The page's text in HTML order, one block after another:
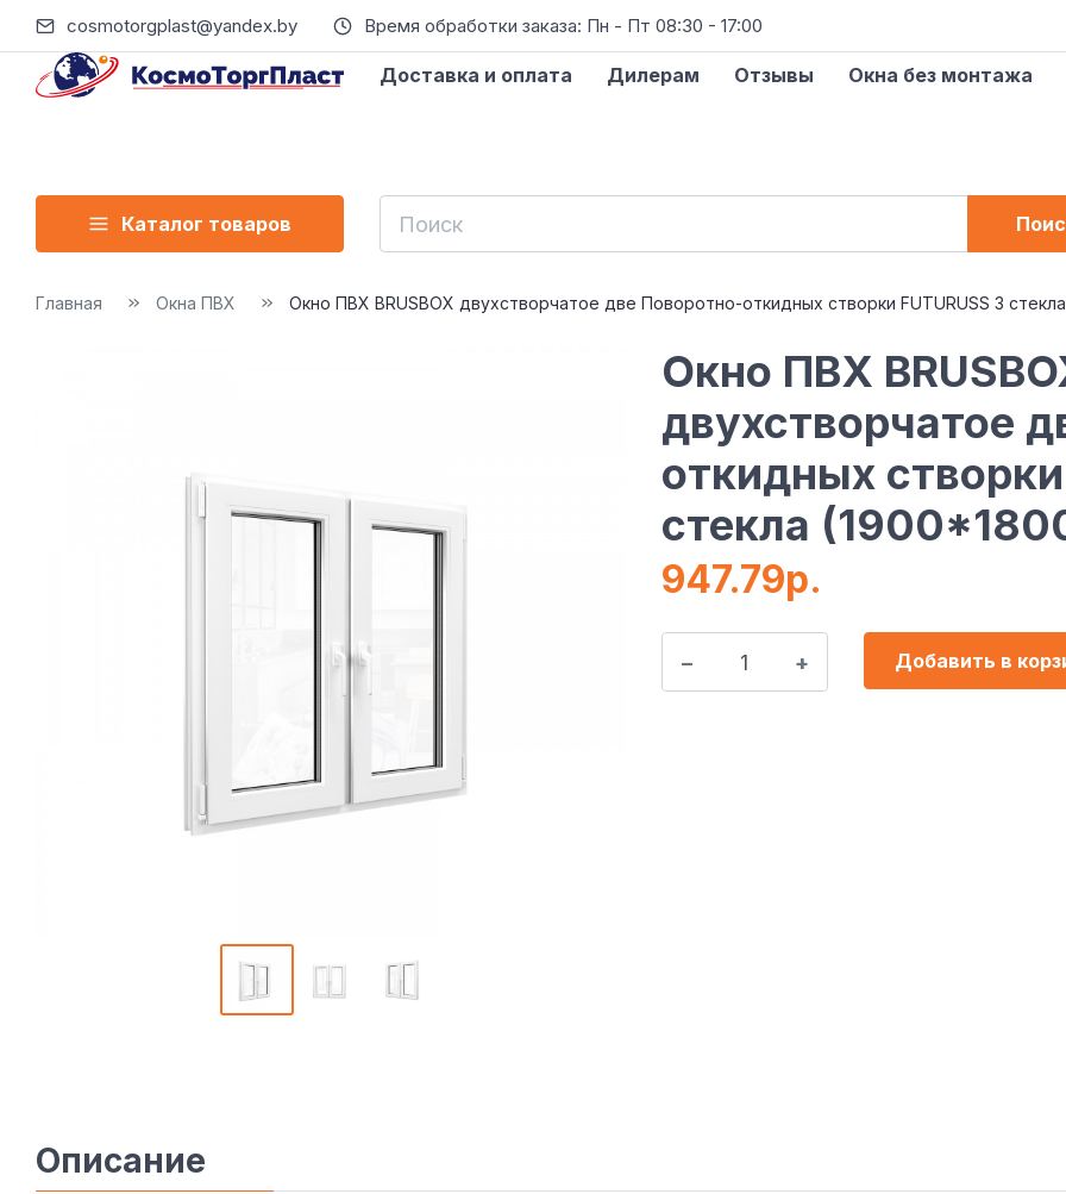
cosmotorgplast@yandex.by Время обработки заказа: Пн - Пт 08:30 - 17:00
Доставка и оплата Дилерам Отзывы Окна без монтажа
Каталог товаров
Главная Окна ПВХ Окно ПВХ BRUSBOX двухстворчатое две Поворотно-откидных створки FUTURUSS 3
Окно ПВХ
двухстворчатое
откидных створки
стекла
947.79р.
Добавить в
Описание